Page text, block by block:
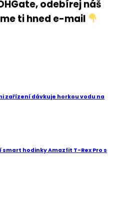
,odebírej náš
ti hned e-mail
zařízení dávkuje horkou vodu na
hodinky Amazfit T-Rex Pro s